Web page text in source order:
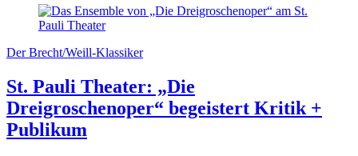
Der Brecht/Weill-Klassiker
St. Pauli Theater: „Die
Dreigroschenoper“ begeistert Kritik +
Publikum